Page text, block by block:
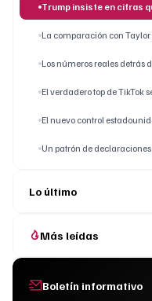
Trump insiste en cifras
La comparación con
Los números reales detrás
El verdadero top de TikTok
El nuevo control
Un patrón de
Lo último
Más leídas
Boletín informativo